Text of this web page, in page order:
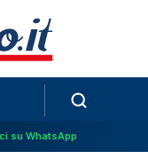
su WhatsApp